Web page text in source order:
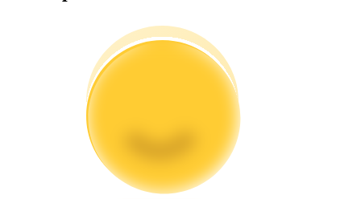
Przewodnik
Przewodnik dla początkujących dotyczący kontraktów futures